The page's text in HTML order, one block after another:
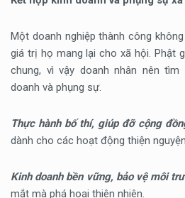
Một doanh nghiệp thành công
giá trị họ mang lại cho xã hội. Phật
chung, vì vậy doanh nhân nên
doanh và phụng sự.
Thực hành bố thí, giúp đỡ cộng
dành cho các hoạt động thiện
Kinh doanh bền vững, bảo vệ môi
mắt mà phá hoại thiên nhiên.